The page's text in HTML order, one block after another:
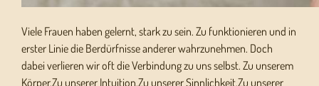
Viele Frauen haben gelernt, stark zu sein. Zu funktionieren und in
erster Linie die Berdürfnisse anderer wahrzunehmen. Doch
dabei verlieren wir oft die Verbindung zu uns selbst. Zu unserem
Körper.Zu unserer Intuition.Zu unserer Sinnlichkeit.Zu unserer